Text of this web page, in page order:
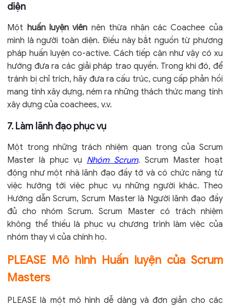
diện
Một huấn luyện viên nên thừa nhận các Coachee của
mình là người toàn diện. Điều này bắt nguồn từ phương
pháp huấn luyện co-active. Cách tiếp cận như vậy có xu
hướng đưa ra các giải pháp trao quyền. Trong khi đó, để
tránh bị chỉ trích, hãy đưa ra cấu trúc, cung cấp phản hồi
mang tính xây dựng, ném ra những thách thức mang tính
xây dựng của coachees, v.v.
7. Làm lãnh đạo phục vụ
Một trong những trách nhiệm quan trọng của Scrum
Master là phục vụ Nhóm Scrum. Scrum Master hoạt
động như một nhà lãnh đạo đầy tớ và có chức năng từ
việc hướng tới việc phục vụ những người khác. Theo
Hướng dẫn Scrum, Scrum Master là Người lãnh đạo đầy
đủ cho nhóm Scrum. Scrum Master có trách nhiệm
không thể thiếu là phục vụ chương trình làm việc của
nhóm thay vì của chính họ.
PLEASE Mô hình Huấn luyện của Scrum
Masters
PLEASE là một mô hình dễ dàng và đơn giản cho các